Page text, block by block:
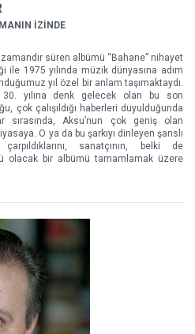
İZİNDE
süren albümü “Bahane” nihayet
ile 1975 yılında müzik dünyasına adım
yıl özel bir anlam taşımaktaydı.
30. yılına denk gelecek olan bu son
çok çalışıldığı haberleri duyulduğunda
sırasında, Aksu’nun çok geniş olan
O ya da bu şarkıyı dinleyen şanslı
sanatçının, belki de
olacak bir albümü tamamlamak üzere